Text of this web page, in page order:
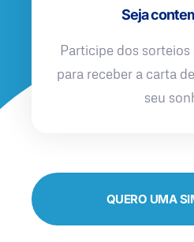
Seja
Participe dos
para receber a carta
seu
QUERO UMA